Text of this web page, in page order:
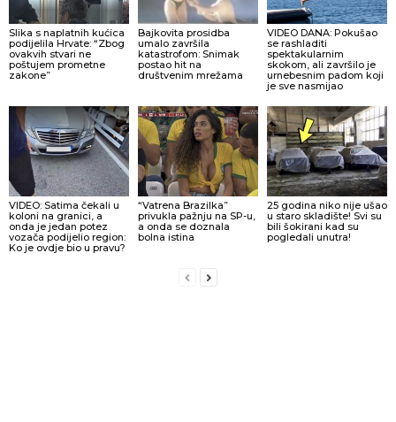
Slika s naplatnih kućica
podijelila Hrvate: “Zbog
ovakvih stvari ne
poštujem prometne
zakone”
Bajkovita prosidba
umalo završila
katastrofom: Snimak
postao hit na
društvenim mrežama
VIDEO DANA: Pokušao
se rashladiti
spektakularnim
skokom, ali završilo je
urnebesnim padom koji
je sve nasmijao
VIDEO: Satima čekali u
koloni na granici, a
onda je jedan potez
vozača podijelio region:
Ko je ovdje bio u pravu?
“Vatrena Brazilka”
privukla pažnju na SP-u,
a onda se doznala
bolna istina
25 godina niko nije ušao
u staro skladište! Svi su
bili šokirani kad su
pogledali unutra!